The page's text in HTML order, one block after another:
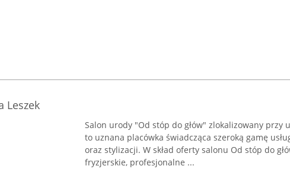
Leszek
Salon urody "Od stóp do głów" zlokalizowany przy
to uznana placówka świadcząca szeroką gamę
oraz stylizacji. W skład oferty salonu Od stóp do
fryzjerskie, profesjonalne ...